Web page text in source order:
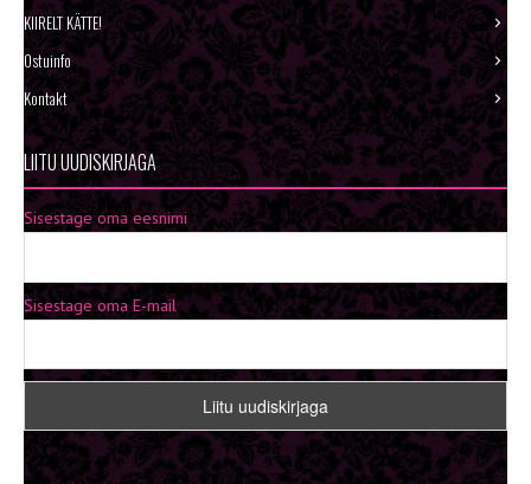
KIIRELT KÄTTE!
Ostuinfo
Kontakt
LIITU UUDISKIRJAGA
Sisestage oma eesnimi
Sisestage oma E-mail